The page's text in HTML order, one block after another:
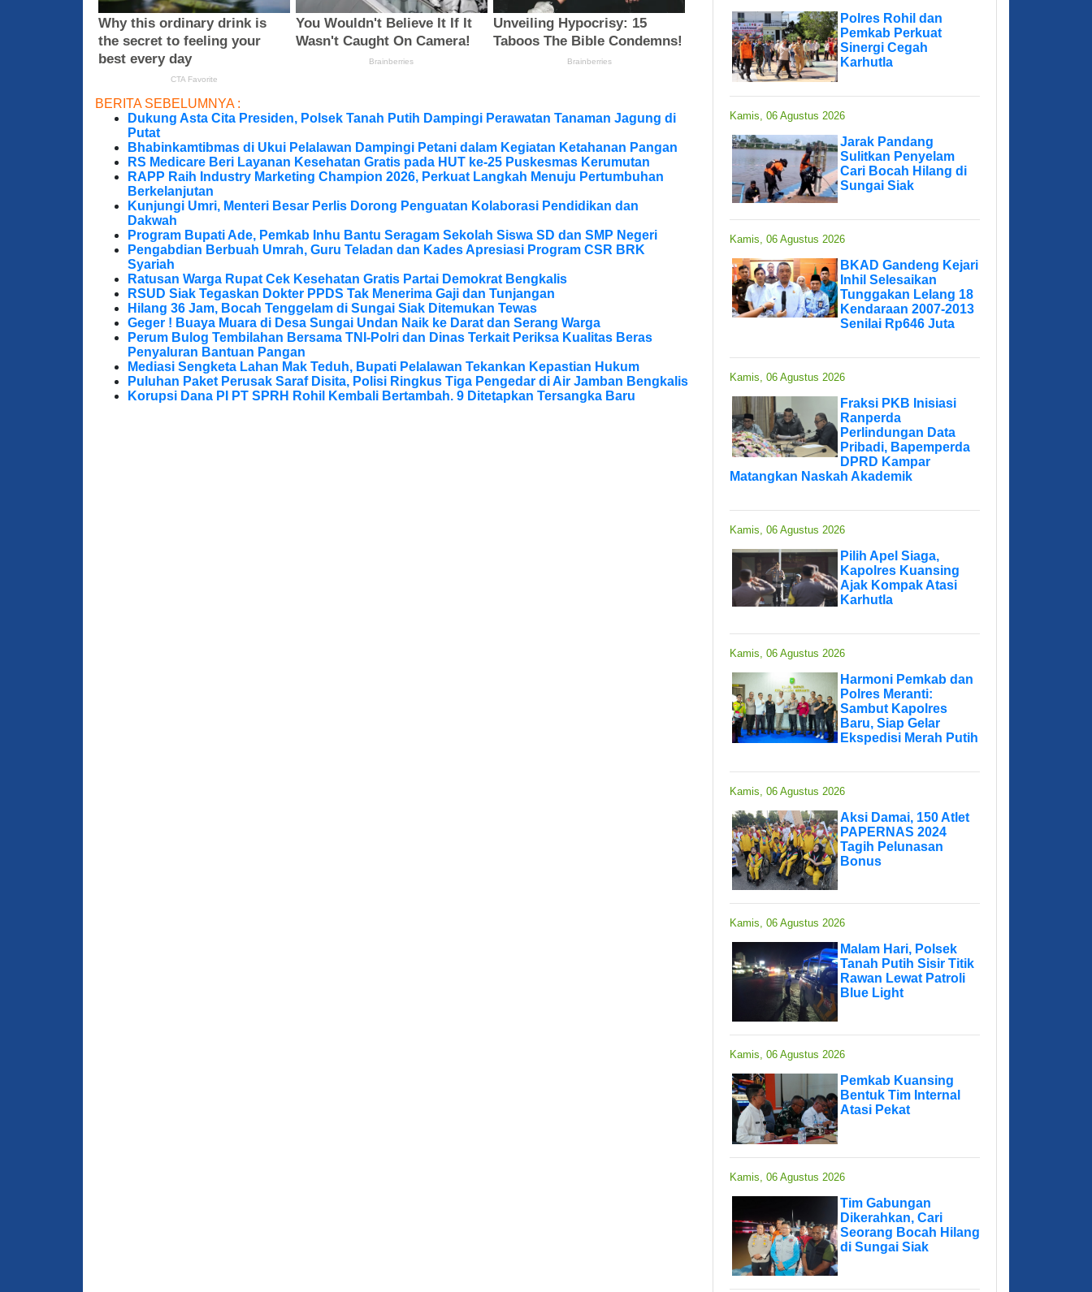
BERITA SEBELUMNYA :
Dukung Asta Cita Presiden, Polsek Tanah Putih Dampingi Perawatan Tanaman Jagung di
Putat
Bhabinkamtibmas di Ukui Pelalawan Dampingi Petani dalam Kegiatan Ketahanan Pangan
RS Medicare Beri Layanan Kesehatan Gratis pada HUT ke-25 Puskesmas Kerumutan
RAPP Raih Industry Marketing Champion 2026, Perkuat Langkah Menuju Pertumbuhan
Berkelanjutan
Kunjungi Umri, Menteri Besar Perlis Dorong Penguatan Kolaborasi Pendidikan dan
Dakwah
Program Bupati Ade, Pemkab Inhu Bantu Seragam Sekolah Siswa SD dan SMP Negeri
Pengabdian Berbuah Umrah, Guru Teladan dan Kades Apresiasi Program CSR BRK
Syariah
Ratusan Warga Rupat Cek Kesehatan Gratis Partai Demokrat Bengkalis
RSUD Siak Tegaskan Dokter PPDS Tak Menerima Gaji dan Tunjangan
Hilang 36 Jam, Bocah Tenggelam di Sungai Siak Ditemukan Tewas
Geger ! Buaya Muara di Desa Sungai Undan Naik ke Darat dan Serang Warga
Perum Bulog Tembilahan Bersama TNI-Polri dan Dinas Terkait Periksa Kualitas Beras
Penyaluran Bantuan Pangan
Mediasi Sengketa Lahan Mak Teduh, Bupati Pelalawan Tekankan Kepastian Hukum
Puluhan Paket Perusak Saraf Disita, Polisi Ringkus Tiga Pengedar di Air Jamban Bengkalis
Korupsi Dana PI PT SPRH Rohil Kembali Bertambah. 9 Ditetapkan Tersangka Baru
Polres Rohil dan
Pemkab Perkuat
Sinergi Cegah
Karhutla
Kamis, 06 Agustus 2026
Jarak Pandang
Sulitkan Penyelam
Cari Bocah Hilang di
Sungai Siak
Kamis, 06 Agustus 2026
BKAD Gandeng Kejari
Inhil Selesaikan
Tunggakan Lelang 18
Kendaraan 2007-2013
Senilai Rp646 Juta
Kamis, 06 Agustus 2026
Fraksi PKB Inisiasi
Ranperda
Perlindungan Data
Pribadi, Bapemperda
DPRD Kampar
Matangkan Naskah Akademik
Kamis, 06 Agustus 2026
Pilih Apel Siaga,
Kapolres Kuansing
Ajak Kompak Atasi
Karhutla
Kamis, 06 Agustus 2026
Harmoni Pemkab dan
Polres Meranti:
Sambut Kapolres
Baru, Siap Gelar
Ekspedisi Merah Putih
Kamis, 06 Agustus 2026
Aksi Damai, 150 Atlet
PAPERNAS 2024
Tagih Pelunasan
Bonus
Kamis, 06 Agustus 2026
Malam Hari, Polsek
Tanah Putih Sisir Titik
Rawan Lewat Patroli
Blue Light
Kamis, 06 Agustus 2026
Pemkab Kuansing
Bentuk Tim Internal
Atasi Pekat
Kamis, 06 Agustus 2026
Tim Gabungan
Dikerahkan, Cari
Seorang Bocah Hilang
di Sungai Siak